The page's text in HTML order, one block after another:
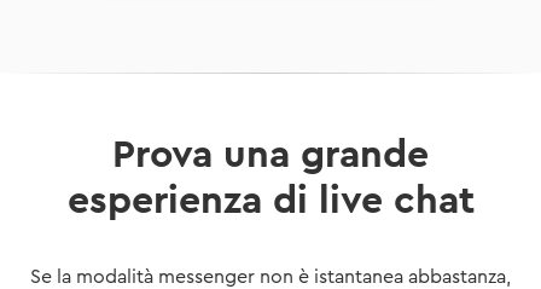
Prova una grande
esperienza di live chat
Se la modalità messenger non è istantanea abbastanza,